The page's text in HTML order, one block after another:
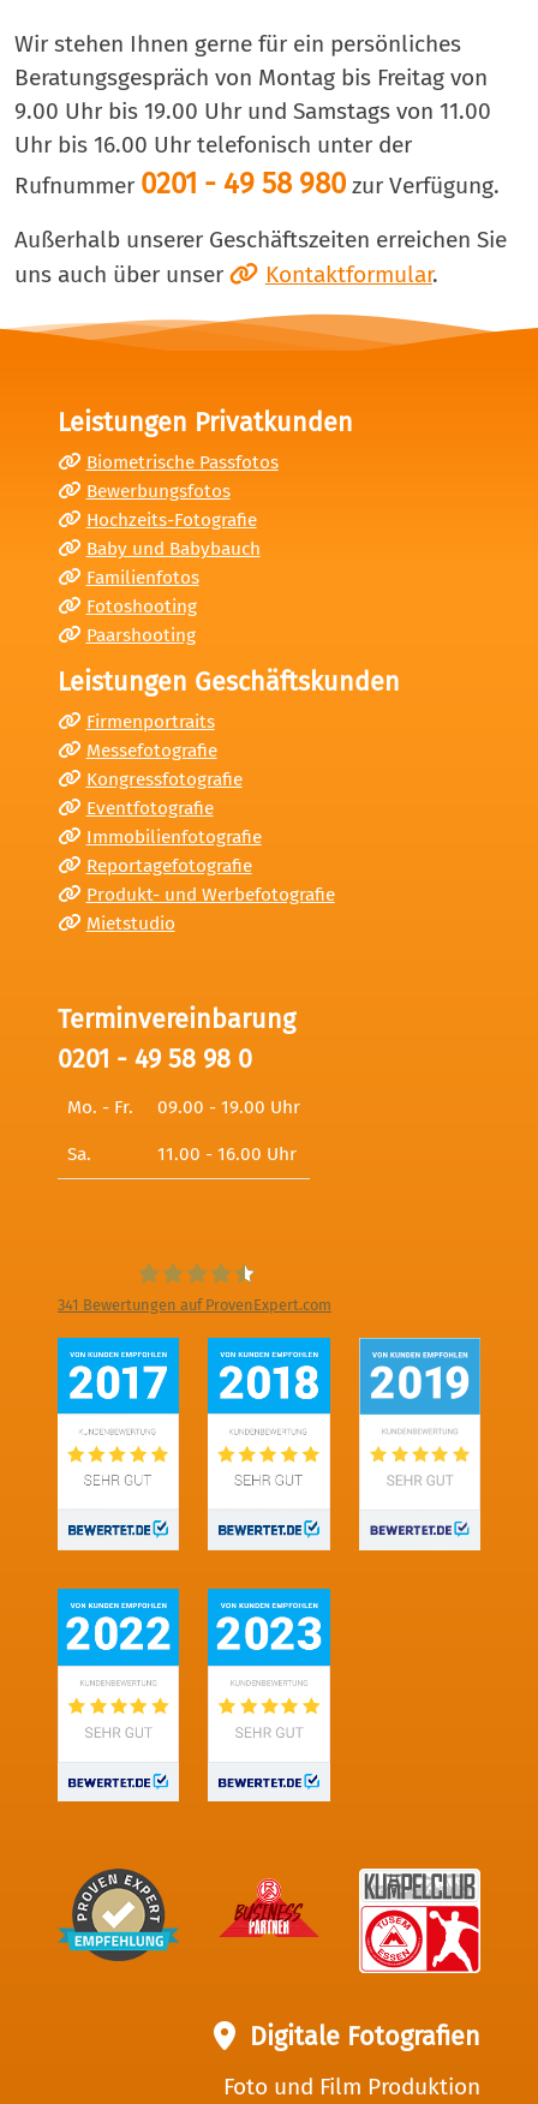
Wir stehen Ihnen gerne für ein persönliches
Beratungsgespräch von Montag bis Freitag von
9.00 Uhr bis 19.00 Uhr und Samstags von 11.00
Uhr bis 16.00 Uhr telefonisch unter der
Rufnummer 0201 - 49 58 980 zur Verfügung.
Außerhalb unserer Geschäftszeiten erreichen Sie
uns auch über unser
Kontaktformular.
Leistungen Privatkunden
Biometrische Passfotos
Bewerbungsfotos
Hochzeits-Fotografie
Baby und Babybauch
Familienfotos
Fotoshooting
Paarshooting
Leistungen Geschäftskunden
Firmenportraits
Messefotografie
Kongressfotografie
Eventfotografie
Immobilienfotografie
Reportagefotografie
Produkt- und Werbefotografie
Mietstudio
Terminvereinbarung
0201 - 49 58 98 0
Mo. - Fr. 09.00 - 19.00 Uhr
Sa. 11.00 - 16.00 Uhr
Digitale Fotografien - Foto und Film
Produktion
341 Bewertungen auf ProvenExpert.com
Digitale Fotografien
Foto und Film Produktion